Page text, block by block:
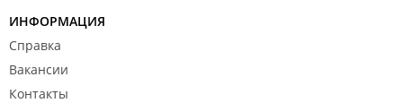
ИНФОРМАЦИЯ
Справка
Вакансии
Контакты